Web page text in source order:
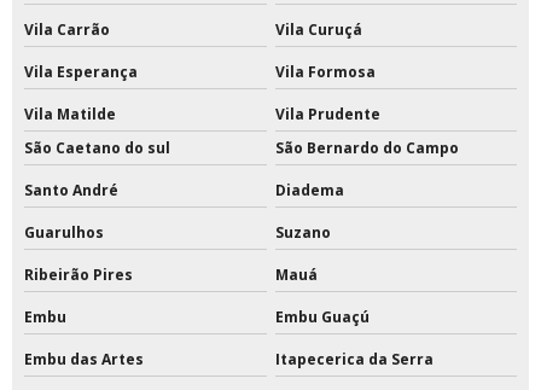
Tinta epóxi impermeabilizante
Tinta epóxi industrial para metal
Tinta epóxi industrial para piso
Tinta epóxi para escada de concreto
Tinta epóxi para estrutura metálica
Tinta epóxi para metal
Tinta epóxi para parede
Vila Carrão Vila Curuçá
Vila Esperança Vila Formosa
Vila Matilde
Vila Prudente
São Caetano do sul
São Bernardo do Campo
Santo André Diadema
Guarulhos Suzano
Ribeirão Pires Mauá
Embu Embu Guaçú
Embu das Artes Itapecerica da Serra